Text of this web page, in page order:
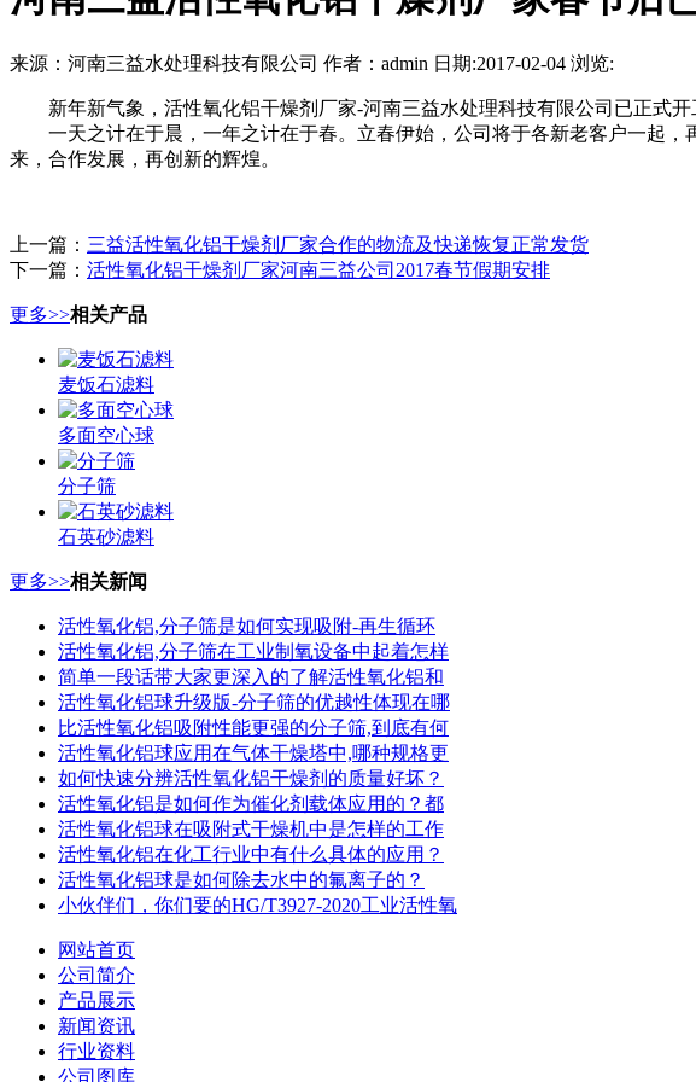
来源：河南三益水处理科技有限公司 作者：admin 日期:2017-02-04 浏览:
新年新气象，活性氧化铝干燥剂厂家-河南三益水处理科技有限公司已正式开
一天之计在于晨，一年之计在于春。立春伊始，公司将于各新老客户一起，
来，合作发展，再创新的辉煌。
上一篇： 三益活性氧化铝干燥剂厂家合作的物流及快递恢复正常发货
下一篇： 活性氧化铝干燥剂厂家河南三益公司2017春节假期安排
更多>>相关产品
麦饭石滤料
多面空心球
分子筛
石英砂滤料
更多>>相关新闻
活性氧化铝,分子筛是如何实现吸附-再生循环
活性氧化铝,分子筛在工业制氧设备中起着怎样
简单一段话带大家更深入的了解活性氧化铝和
活性氧化铝球升级版-分子筛的优越性体现在哪
比活性氧化铝吸附性能更强的分子筛,到底有何
活性氧化铝球应用在气体干燥塔中,哪种规格更
如何快速分辨活性氧化铝干燥剂的质量好坏？
活性氧化铝是如何作为催化剂载体应用的？都
活性氧化铝球在吸附式干燥机中是怎样的工作
活性氧化铝在化工行业中有什么具体的应用？
活性氧化铝球是如何除去水中的氟离子的？
小伙伴们，你们要的HG/T3927-2020工业活性氧
网站首页
公司简介
产品展示
新闻资讯
行业资料
公司图库